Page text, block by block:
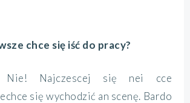
chce się iść do pracy?
Nie! Najczescej się nei cce
się wychodzić an scenę. Bardo